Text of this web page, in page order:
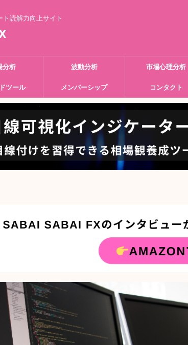
読解力向上サイト
分析 波動分析 市場心理分析
ツール メンバーシップ コンタクト